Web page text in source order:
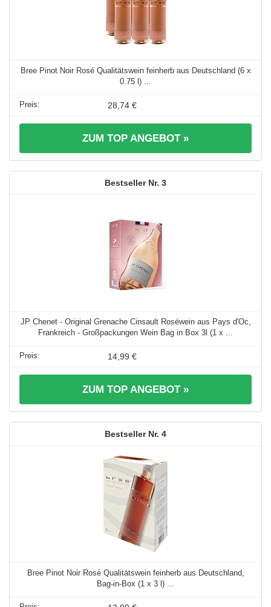
Bree Pinot Noir Rosé Qualitätswein feinherb aus Deutschland (6 x
0.75 l) ...
28,74 €
ZUM TOP ANGEBOT »
3
JP Chenet - Original Grenache Cinsault Roséwein aus Pays d'Oc,
Frankreich - Großpackungen Wein Bag in Box 3l (1 x ...
14,99 €
ZUM TOP ANGEBOT »
4
Bree Pinot Noir Rosé Qualitätswein feinherb aus Deutschland,
Bag-in-Box (1 x 3 l) ...